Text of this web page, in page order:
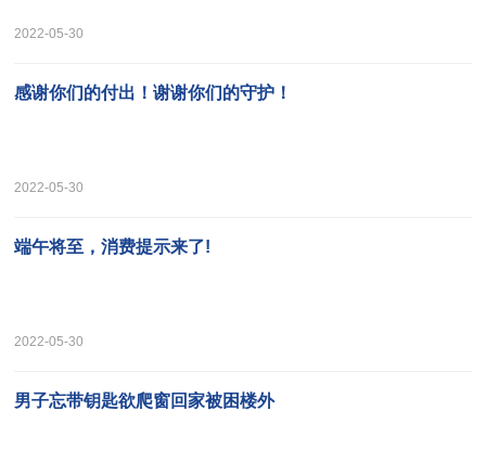
2022-05-30
感谢你们的付出！谢谢你们的守护！
2022-05-30
端午将至，消费提示来了!
2022-05-30
男子忘带钥匙欲爬窗回家被困楼外